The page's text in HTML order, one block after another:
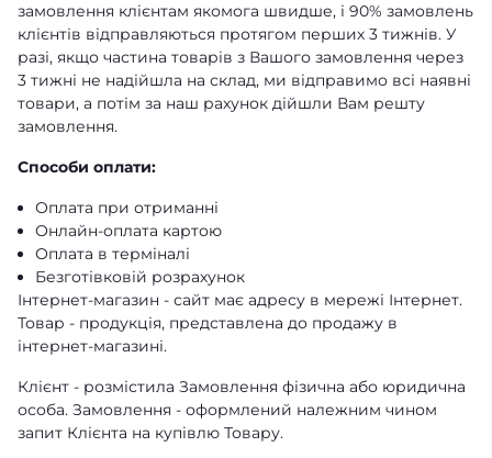
замовлення клієнтам якомога швидше, і 90% замовлень
клієнтів відправляються протягом перших 3 тижнів. У
разі, якщо частина товарів з Вашого замовлення через
3 тижні не надійшла на склад, ми відправимо всі наявні
товари, а потім за наш рахунок дійшли Вам решту
замовлення.
Способи оплати:
Оплата при отриманні
Онлайн-оплата картою
Оплата в терміналі
Безготівковій розрахунок
Інтернет-магазин - сайт має адресу в мережі Інтернет.
Товар - продукція, представлена ​​до продажу в
інтернет-магазині.
Клієнт - розмістила Замовлення фізична або юридична
особа. Замовлення - оформлений належним чином
запит Клієнта на купівлю Товару.